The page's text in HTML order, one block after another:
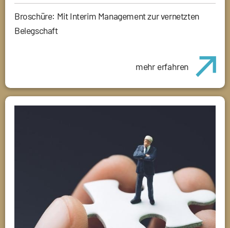
Broschüre: Mit Interim Management zur vernetzten
Belegschaft
mehr erfahren